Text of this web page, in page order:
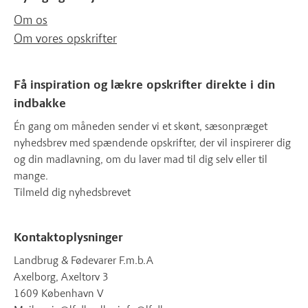
Om os
Om vores opskrifter
Få inspiration og lækre opskrifter direkte i din
indbakke
Én gang om måneden sender vi et skønt, sæsonpræget
nyhedsbrev med spændende opskrifter, der vil inspirerer dig
og din madlavning, om du laver mad til dig selv eller til
mange.
Tilmeld dig nyhedsbrevet
Kontaktoplysninger
Landbrug & Fødevarer F.m.b.A
Axelborg, Axeltorv 3
1609 København V